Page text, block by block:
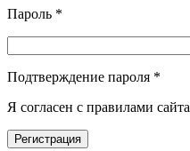
Пароль *
Подтверждение пароля *
Я согласен с правилами сайта